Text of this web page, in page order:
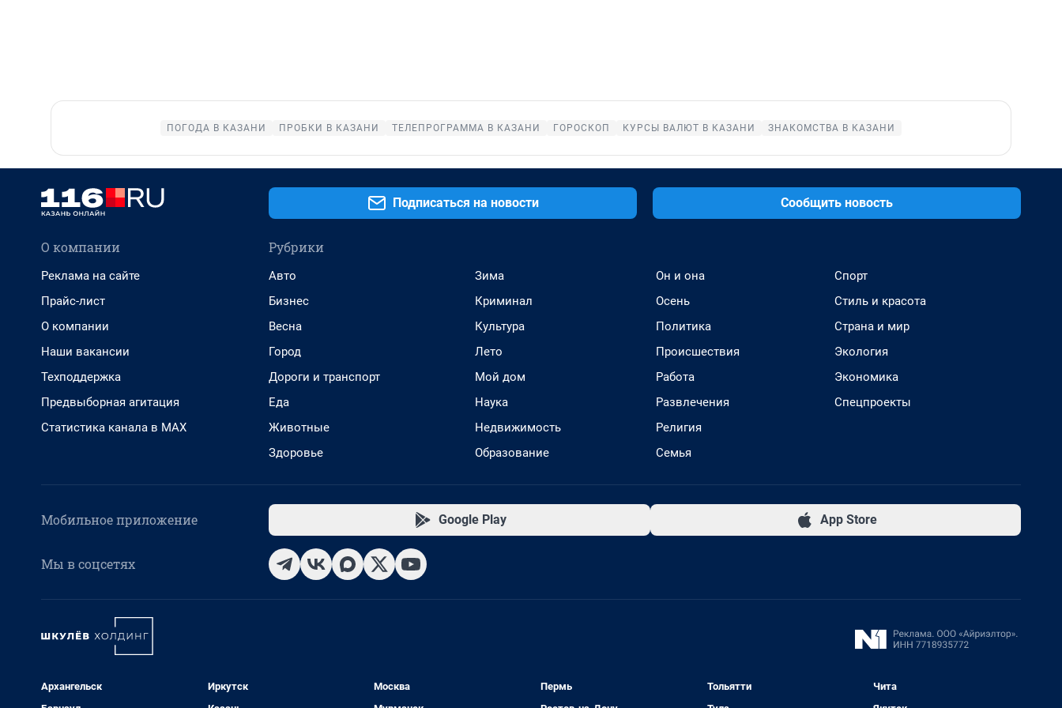
ПОГОДА В КАЗАНИ ПРОБКИ В КАЗАНИ ТЕЛЕПРОГРАММА В КАЗАНИ ГОРОСКОП КУРСЫ ВАЛЮТ В КАЗАНИ ЗНАКОМСТВА В КАЗАНИ
Подписаться на новости Сообщить новость
О компании
Реклама на сайте
Прайс-лист
О компании
Наши вакансии
Техподдержка
Предвыборная агитация
Статистика канала в MAX
Рубрики
Авто
Бизнес
Весна
Город
Дороги и транспорт
Еда
Животные
Здоровье
Зима
Криминал
Культура
Лето
Мой дом
Наука
Недвижимость
Образование
Он и она
Осень
Политика
Происшествия
Работа
Развлечения
Религия
Семья
Спорт
Стиль и красота
Страна и мир
Экология
Экономика
Спецпроекты
Мобильное приложение Google Play App Store
Мы в соцсетях
Архангельск
Иркутск
Москва
Пермь
Тольятти
Чита